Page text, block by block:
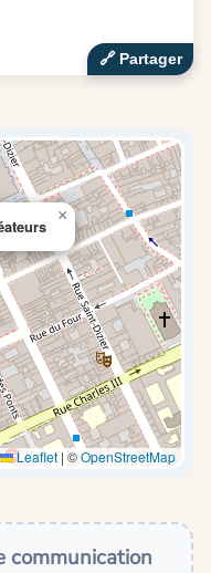
🔗‍️ Partager
×
Leaflet | ©OpenStreetMap
communication